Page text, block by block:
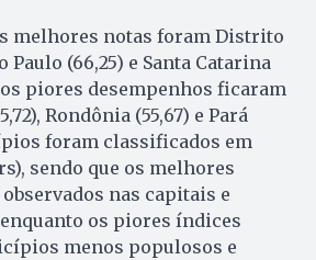
melhores notas foram Distrito
Paulo (66,25) e Santa Catarina
os piores desempenhos ficaram
Rondônia (55,67) e Pará
foram classificados em
sendo que os melhores
nas capitais e
os piores índices
menos populosos e